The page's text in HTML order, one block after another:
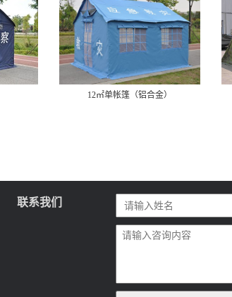
12㎡单帐篷（铝合金）
联系我们